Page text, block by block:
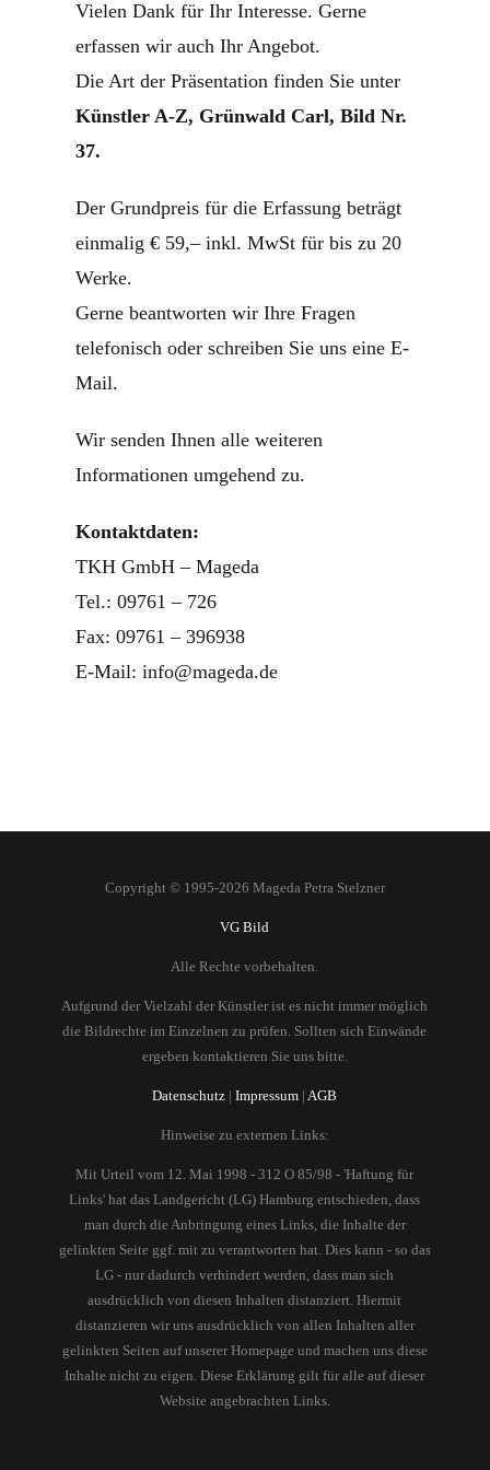
Vielen Dank für Ihr Interesse. Gerne
erfassen wir auch Ihr Angebot.
Die Art der Präsentation finden Sie unter
Künstler A-Z, Grünwald Carl, Bild Nr.
37.
Der Grundpreis für die Erfassung beträgt
einmalig € 59,– inkl. MwSt für bis zu 20
Werke.
Gerne beantworten wir Ihre Fragen
telefonisch oder schreiben Sie uns eine E-
Mail.
Wir senden Ihnen alle weiteren
Informationen umgehend zu.
Kontaktdaten:
TKH GmbH – Mageda
Tel.: 09761 – 726
Fax: 09761 – 396938
E-Mail: info@mageda.de
Copyright © 1995-2026 Mageda Petra Stelzner
VG Bild
Alle Rechte vorbehalten.
Aufgrund der Vielzahl der Künstler ist es nicht immer möglich
die Bildrechte im Einzelnen zu prüfen. Sollten sich Einwände
ergeben kontaktieren Sie uns bitte.
Datenschutz |Impressum |AGB
Hinweise zu externen Links:
Mit Urteil vom 12. Mai 1998 - 312 O 85/98 - 'Haftung für
Links' hat das Landgericht (LG) Hamburg entschieden, dass
man durch die Anbringung eines Links, die Inhalte der
gelinkten Seite ggf. mit zu verantworten hat. Dies kann - so das
LG - nur dadurch verhindert werden, dass man sich
ausdrücklich von diesen Inhalten distanziert. Hiermit
distanzieren wir uns ausdrücklich von allen Inhalten aller
gelinkten Seiten auf unserer Homepage und machen uns diese
Inhalte nicht zu eigen. Diese Erklärung gilt für alle auf dieser
Website angebrachten Links.